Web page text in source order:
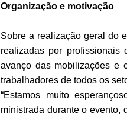
Organização e motivação
Sobre a realização geral do
realizadas por
avanço das mobilizações e
trabalhadores de todos os
“Estamos muito
ministrada durante o evento,